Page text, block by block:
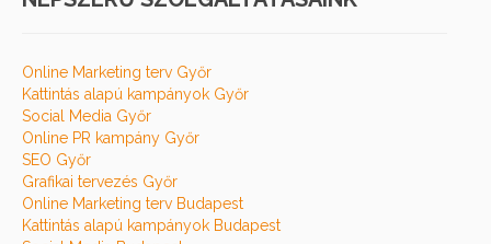
Online Marketing terv Győr
Kattintás alapú kampányok Győr
Social Media Győr
Online PR kampány Győr
SEO Győr
Grafikai tervezés Győr
Online Marketing terv Budapest
Kattintás alapú kampányok Budapest